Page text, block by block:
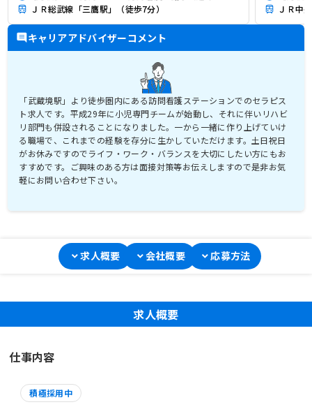
ＪＲ総武線「三鷹駅」（徒歩7分）
ＪＲ中
キャリアアドバイザーコメント
「武蔵境駅」より徒歩圏内にある訪問看護ステーションでのセラピス
ト求人です。平成29年に小児専門チームが始動し、それに伴いリハビ
リ部門も併設されることになりました。一から一緒に作り上げていけ
る職場で、これまでの経験を存分に生かしていただけます。土日祝日
がお休みですのでライフ・ワーク・バランスを大切にしたい方にもお
すすめです。ご興味のある方は面接対策等お伝えしますので是非お気
軽にお問い合わせ下さい。
求人概要 会社概要 応募方法
求人概要
仕事内容
積極採用中